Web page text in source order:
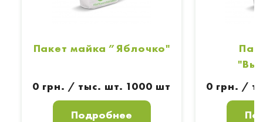
Пакет майка ”Яблочко"
0 грн. / тыс. шт. 1000 шт
Подробнее
0 грн. /